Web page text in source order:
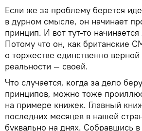
Если же за проблему берется
в дурном смысле, он начинает
принцип. И вот тут-то
Потому что он, как британские
о торжестве единственно верной
реальности — своей.
Что случается, когда за дело
принципов, можно тоже
на примере книжек. Главный
последних месяцев в нашей
буквально на днях. Собравшись